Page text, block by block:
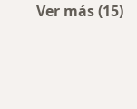
Ver más (15)